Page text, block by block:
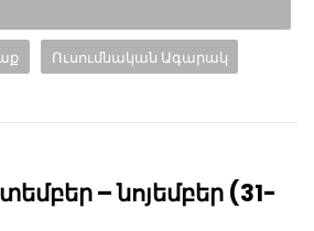
Ուսումնական Ագարակ
– նոյեմբեր (31-